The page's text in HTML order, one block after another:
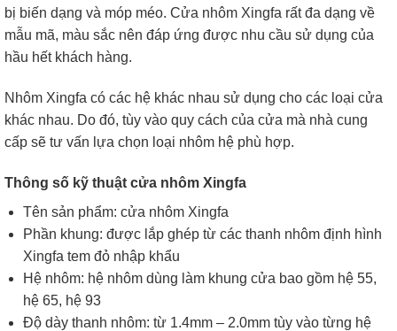
bị biến dạng và móp méo. Cửa nhôm Xingfa rất đa dạng về
mẫu mã, màu sắc nên đáp ứng được nhu cầu sử dụng của
hầu hết khách hàng.
Nhôm Xingfa có các hệ khác nhau sử dụng cho các loại cửa
khác nhau. Do đó, tùy vào quy cách của cửa mà nhà cung
cấp sẽ tư vấn lựa chọn loại nhôm hệ phù hợp.
Thông số kỹ thuật cửa nhôm Xingfa
Tên sản phẩm: cửa nhôm Xingfa
Phần khung: được lắp ghép từ các thanh nhôm định hình
Xingfa tem đỏ nhập khẩu
Hệ nhôm: hệ nhôm dùng làm khung cửa bao gồm hệ 55,
hệ 65, hệ 93
Độ dày thanh nhôm: từ 1.4mm – 2.0mm tùy vào từng hệ